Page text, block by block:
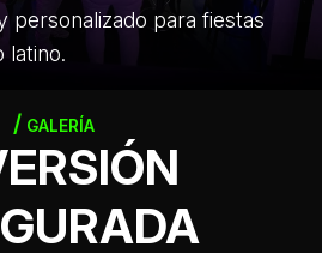
personalizado para fiestas
latino.
GALERÍA